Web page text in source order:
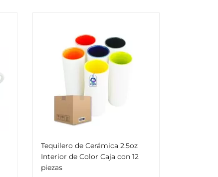
Tequilero de Cerámica 2.5oz
Interior de Color Caja con 12
piezas